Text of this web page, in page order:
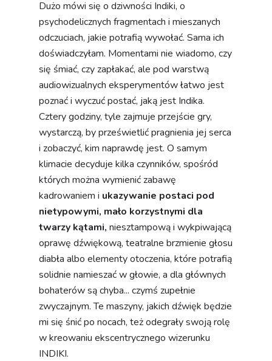
Dużo mówi się o dziwności Indiki, o
psychodelicznych fragmentach i mieszanych
odczuciach, jakie potrafią wywołać. Sama ich
doświadczyłam. Momentami nie wiadomo, czy
się śmiać, czy zapłakać, ale pod warstwą
audiowizualnych eksperymentów łatwo jest
poznać i wyczuć postać, jaką jest Indika.
Cztery godziny, tyle zajmuje przejście gry,
wystarczą, by prześwietlić pragnienia jej serca
i zobaczyć, kim naprawdę jest. O samym
klimacie decyduje kilka czynników, spośród
których można wymienić zabawę
kadrowaniem i ukazywanie postaci pod
nietypowymi, mało korzystnymi dla
twarzy kątami, niesztampową i wykpiwającą
oprawę dźwiękową, teatralne brzmienie głosu
diabła albo elementy otoczenia, które potrafią
solidnie namieszać w głowie, a dla głównych
bohaterów są chyba... czymś zupełnie
zwyczajnym. Te maszyny, jakich dźwięk będzie
mi się śnić po nocach, też odegrały swoją rolę
w kreowaniu ekscentrycznego wizerunku
INDIKI.